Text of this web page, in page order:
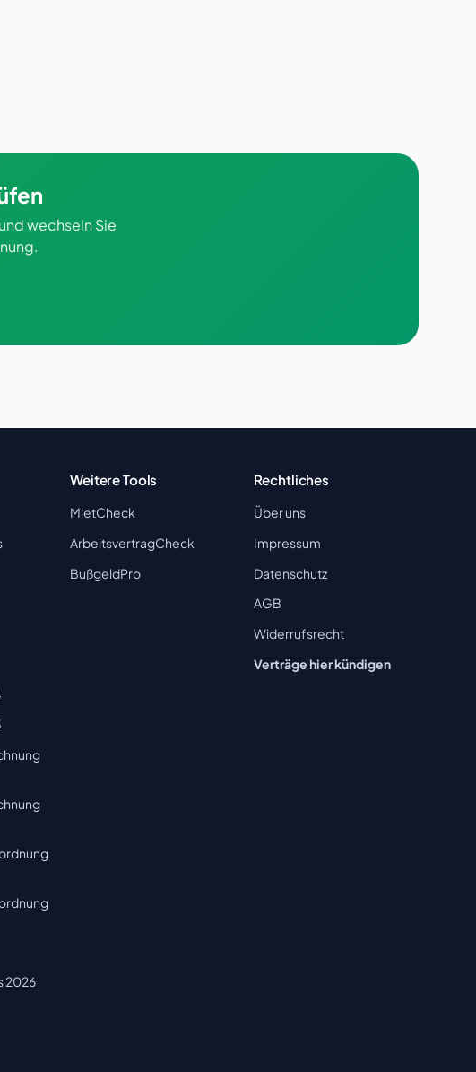
wechseln Sie
2026
Weitere Tools
MietCheck
ArbeitsvertragCheck
BußgeldPro
Rechtliches
Über uns
Impressum
Datenschutz
AGB
Widerrufsrecht
Verträge hier kündigen